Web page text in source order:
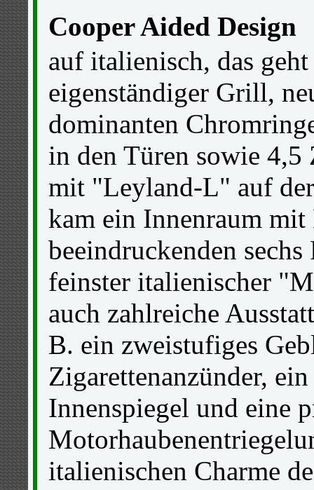
Cooper Aided Design
auf italienisch, das
eigenständiger Grill,
dominanten
in den Türen sowie
mit "Leyland-L" auf
kam ein Innenraum
beeindruckenden
feinster italienischer
auch zahlreiche
B. ein zweistufiges
Zigarettenanzünder,
Innenspiegel und eine
italienischen Charme